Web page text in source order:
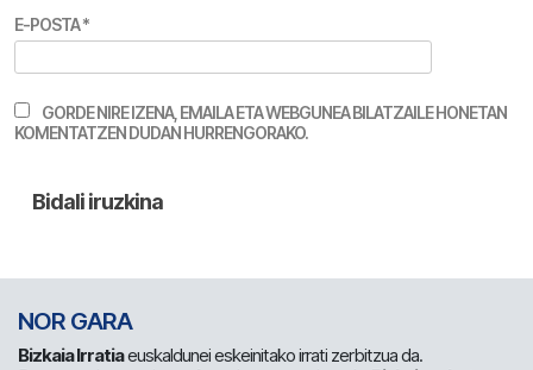
E-POSTA*
GORDE NIRE IZENA, EMAILA ETA WEBGUNEA BILATZAILE HONETAN
KOMENTATZEN DUDAN HURRENGORAKO.
NOR GARA
Bizkaia Irratiaeuskaldunei eskeinitako irrati zerbitzua da.